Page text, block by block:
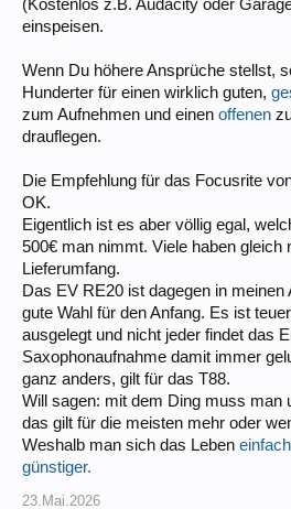
(Kostenlos z.B. Audacity oder
einspeisen.
Wenn Du höhere Ansprüche stellst,
Hunderter für einen wirklich guten,
zum Aufnehmen und einen offenen
drauflegen.
Die Empfehlung für das Focusrite
OK.
Eigentlich ist es aber völlig egal,
500€ man nimmt. Viele haben gleich
Lieferumfang.
Das EV RE20 ist dagegen in meinen
gute Wahl für den Anfang. Es ist
ausgelegt und nicht jeder findet das
Saxophonaufnahme damit immer
ganz anders, gilt für das T88.
Will sagen: mit dem Ding muss man
das gilt für die meisten mehr oder
Weshalb man sich das Leben
günstiger.
23.Mai.2026